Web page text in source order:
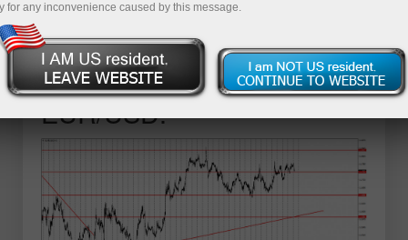
Phân tích các giao dịch ngày thứ
Hai:
BIỂU ĐỒ 1 GIỜ CỦA CẶP
EUR/USD:
for any inconvenience caused by this message.